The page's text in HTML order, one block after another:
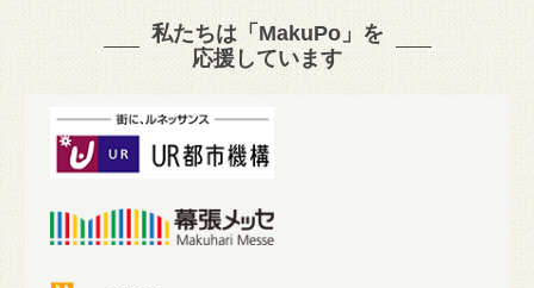
私たちは「MakuPo」を
応援しています